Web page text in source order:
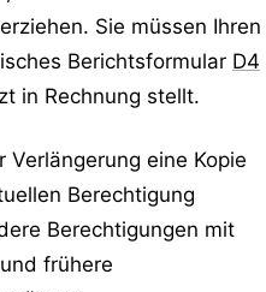
Sie müssen Ihren
Berichtsformular D4
in Rechnung stellt.
eine Kopie
Berechtigung
Berechtigungen mit
frühere